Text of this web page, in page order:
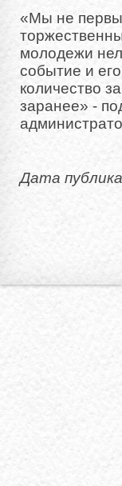
«Мы не
молодежи
событие и
количество
заранее» -
Дата